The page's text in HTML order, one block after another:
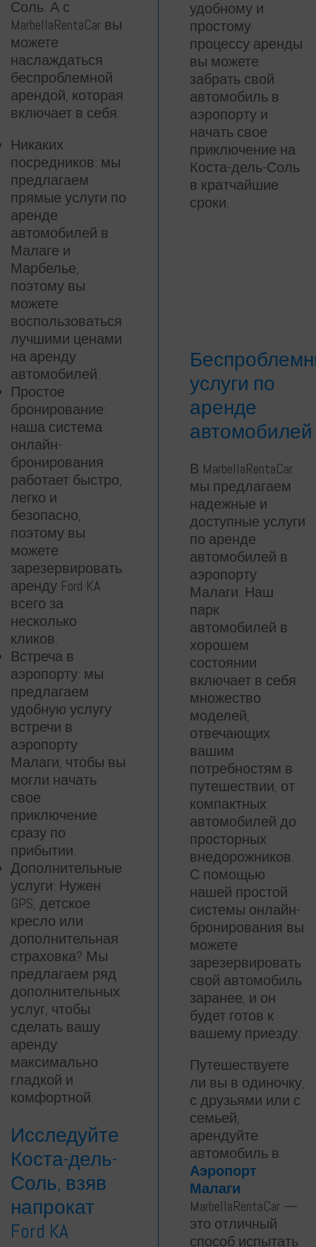
Соль. А с
MarbellaRentaCar вы
можете
наслаждаться
беспроблемной
арендой, которая
включает в себя:
Никаких
посредников: мы
предлагаем
прямые услуги по
аренде
автомобилей в
Малаге и
Марбелье,
поэтому вы
можете
воспользоваться
лучшими ценами
на аренду
автомобилей.
Простое
бронирование:
наша система
онлайн-
бронирования
работает быстро,
легко и
безопасно,
поэтому вы
можете
зарезервировать
аренду Ford KA
всего за
несколько
кликов.
Встреча в
аэропорту: мы
предлагаем
удобную услугу
встречи в
аэропорту
Малаги, чтобы вы
могли начать
свое
приключение
сразу по
прибытии.
Дополнительные
услуги: Нужен
GPS, детское
кресло или
дополнительная
страховка? Мы
предлагаем ряд
дополнительных
услуг, чтобы
сделать вашу
аренду
максимально
гладкой и
комфортной.
Исследуйте
Коста-дель-
Соль, взяв
напрокат
Ford KA
удобному и
простому
процессу аренды
вы можете
забрать свой
автомобиль в
аэропорту и
начать свое
приключение на
Коста-дель-Соль
в кратчайшие
сроки.
услуги по
аренде
автомобилей
В MarbellaRentaCar
мы предлагаем
надежные и
доступные услуги
по аренде
автомобилей в
аэропорту
Малаги. Наш
парк
автомобилей в
хорошем
состоянии
включает в себя
множество
моделей,
отвечающих
вашим
потребностям в
путешествии, от
компактных
автомобилей до
просторных
внедорожников.
С помощью
нашей простой
системы онлайн-
бронирования вы
можете
зарезервировать
свой автомобиль
заранее, и он
будет готов к
вашему приезду.
Путешествуете
ли вы в одиночку,
с друзьями или с
семьей,
арендуйте
автомобиль в
Аэропорт
Малаги
MarbellaRentaCar —
это отличный
способ испытать